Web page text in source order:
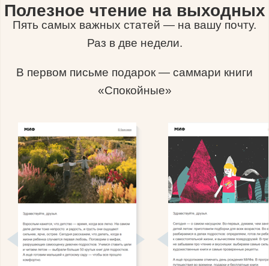
Полезное чтение на выходных
Пять самых важных статей — на вашу почту.
Раз в две недели.
В первом письме подарок — саммари книги
«Спокойные»